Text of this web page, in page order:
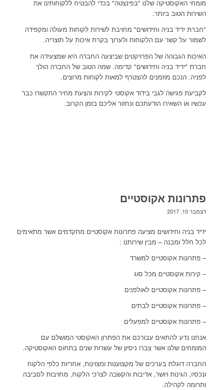
מומחי האקוסטיקה שלנו "בפינצטה" בכדי להבטיח ללקוחותינו את
השירות הטוב ביותר.
"חברת ידיד בניה וחידושים" מחויבת לשירות לקוחות מעולה ומקפידה
לשמור על קשר עם הלקוחות ולערוך בקרת איכות על תוצריה.
האיכות הגבוהה של הפרויקטים שביצעה החברה היא שמצעידה את
חברת "ידיד בניה וחידושים" קדימה. שמה הטוב של החברה הולך
לפניה. הנכם מוזמנים להצטרף למאות לקוחות מרוצים.
לקביעת פגישה לגבי בידוד אקוסטי לקירות והצעת מחיר התקשרו כבר
עכשיו או השאירו הודעתכם ונחזור אליכם בזמן הקרוב.
פתרונות אקוסטיים
דצמבר 10, 2017
ידיד בניה וחידושים מציעה פתרונות אקוסטיים מתקדמים אשר מתאימים
לכל חלל ומבנה – מבין שירותנו :
– פתרונות אקוסטיים למשרד
– קירות אקוסטיים מכל סוג
– פתרונות אקוסטיים לאולפנים
– פתרונות אקוסטיים לבתים
– פתרונות אקוסטיים למפעלים
אנחנו נדע להתאים עבורכם את הפתרון האקוסטי המושלם עם
המומחים שלנו אשר צברו ניסיון של עשרות שנים בתחום האקוסטיקה.
החברה דוגלת בערכים של מקצוענות ומצוינות, אחריות כלפי הלקוח
ונכסיו, הגינות ויושר, אדיבות והקשבה לצרכי הלקוח, מחויבות לסביבה
ותרומה לקהילה.